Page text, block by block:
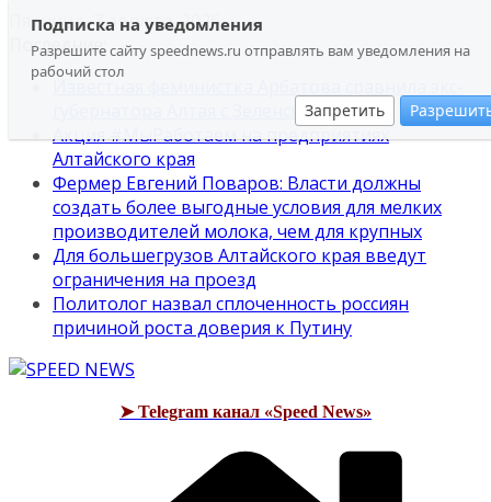
Подписка на уведомления
Разрешите сайту speednews.ru отправлять вам уведомления на
рабочий стол
Запретить
Перейти
содержимому
Пятница, 7 августа, 2026
Последние:
губернатора Алтая с Зеленским
Акция #МыРаботаем на предприятиях
Алтайского края
Фермер Евгений Поваров: Власти должны
создать более выгодные условия для мелких
производителей молока, чем для крупных
Для большегрузов Алтайского края введут
ограничения на проезд
Политолог назвал сплоченность россиян
причиной роста доверия к Путину
➤ Telegram канал «Speed News»